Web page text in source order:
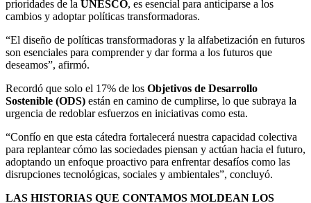
prioridades de la UNESCO, es esencial para anticiparse a los
cambios y adoptar políticas transformadoras.
“El diseño de políticas transformadoras y la alfabetización en futuros
son esenciales para comprender y dar forma a los futuros que
deseamos”, afirmó.
Recordó que solo el 17% de los Objetivos de Desarrollo
Sostenible (ODS) están en camino de cumplirse, lo que subraya la
urgencia de redoblar esfuerzos en iniciativas como esta.
“Confío en que esta cátedra fortalecerá nuestra capacidad colectiva
para replantear cómo las sociedades piensan y actúan hacia el futuro,
adoptando un enfoque proactivo para enfrentar desafíos como las
disrupciones tecnológicas, sociales y ambientales”, concluyó.
LAS HISTORIAS QUE CONTAMOS MOLDEAN LOS